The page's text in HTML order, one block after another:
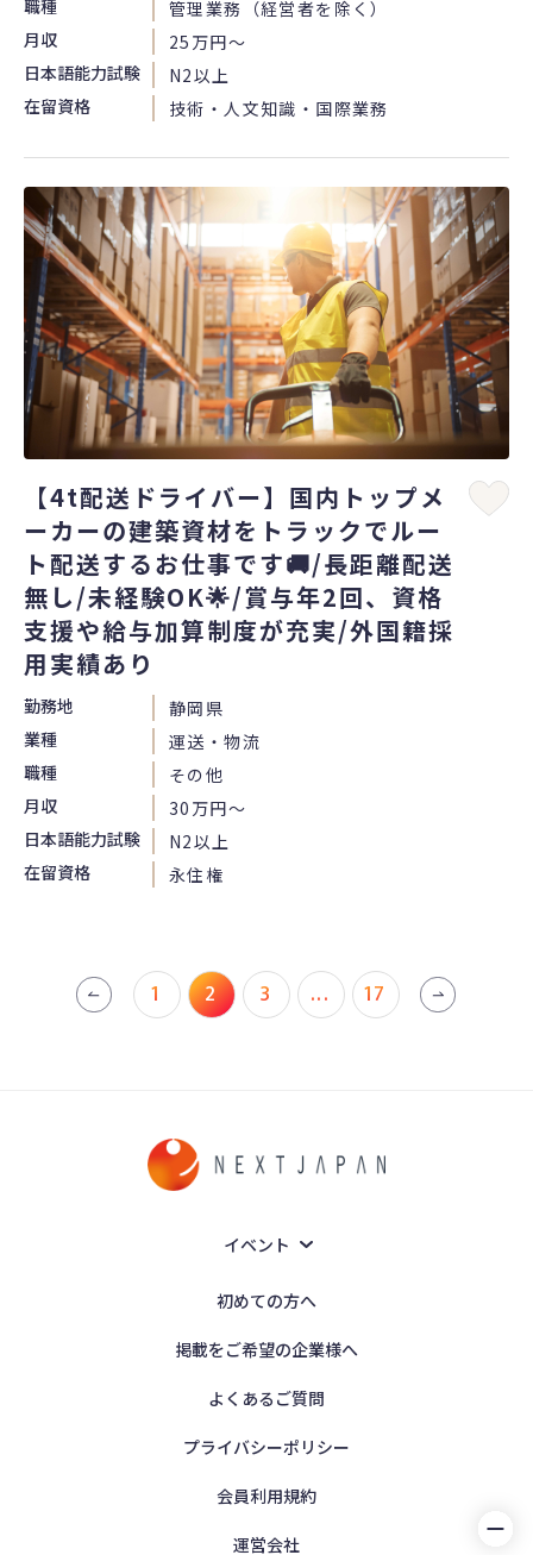
職種
管理業務（経営者を除く）
月収
25万円〜
日本語能力試験
N2以上
在留資格
技術・人文知識・国際業務
【4t配送ドライバー】国内トップメ
ーカーの建築資材をトラックでルー
ト配送するお仕事です🚚/長距離配送
無し/未経験OK🌟/賞与年2回、資格
支援や給与加算制度が充実/外国籍採
用実績あり
勤務地
静岡県
業種
運送・物流
職種
その他
月収
30万円〜
日本語能力試験
N2以上
在留資格
永住権
1 2 3 ... 17
イベント
初めての方へ
掲載をご希望の企業様へ
よくあるご質問
プライバシーポリシー
会員利用規約
運営会社